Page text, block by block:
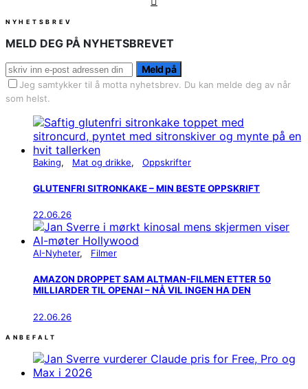
NYHETSBREV
MELD DEG PÅ NYHETSBREVET
Meld på
Jeg samtykker til å motta nyhetsbrev. Du kan melde deg av når
som helst.
Baking Mat og drikke Oppskrifter
GLUTENFRI SITRONKAKE – MIN BESTE OPPSKRIFT
22.06.26
AI-Nyheter Filmer
AMAZON DROPPET SAM ALTMAN-FILMEN ETTER 50
MILLIARDER TIL OPENAI – NÅ VIL INGEN HA DEN
22.06.26
ANBEFALT